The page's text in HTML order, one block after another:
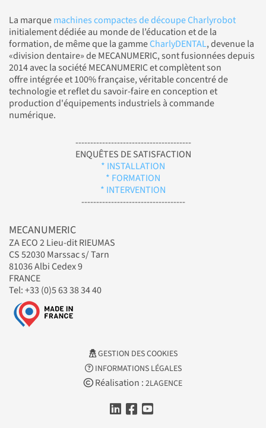
La marquemachines compactes de découpe Charlyrobot
initialement dédiée au monde de l’éducation et de la
formation, de même que la gammeCharlyDENTAL, devenue la
«division dentaire» de MECANUMERIC, sont fusionnées depuis
2014 avec la société MECANUMERIC et complètent son
offre intégrée et 100% française, véritable concentré de
technologie et reflet du savoir-faire en conception et
production d'équipements industriels à commande
numérique.
---------------------------------------
ENQUÊTES DE SATISFACTION
* INSTALLATION
* FORMATION
* INTERVENTION
-----------------------------------
MECANUMERIC
ZA ECO 2 Lieu-dit RIEUMAS
CS 52030 Marssac s/ Tarn
81036 Albi Cedex 9
FRANCE
Tel: +33 (0)5 63 38 34 40
GESTION DES COOKIES
INFORMATIONS LÉGALES
Réalisation : 2LAGENCE